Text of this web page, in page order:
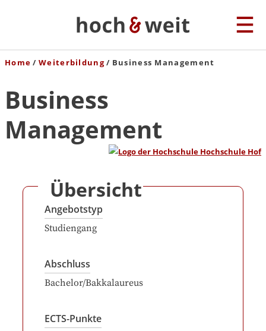
Home Weiterbildung Business Management
Business
Management
Übersicht
Angebotstyp
Studiengang
Abschluss
Bachelor/Bakkalaureus
ECTS-Punkte